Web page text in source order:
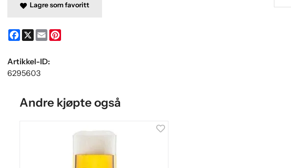
Lagre som favoritt
Facebook
X Email
Artikkel-ID:
6295603
Andre kjøpte også